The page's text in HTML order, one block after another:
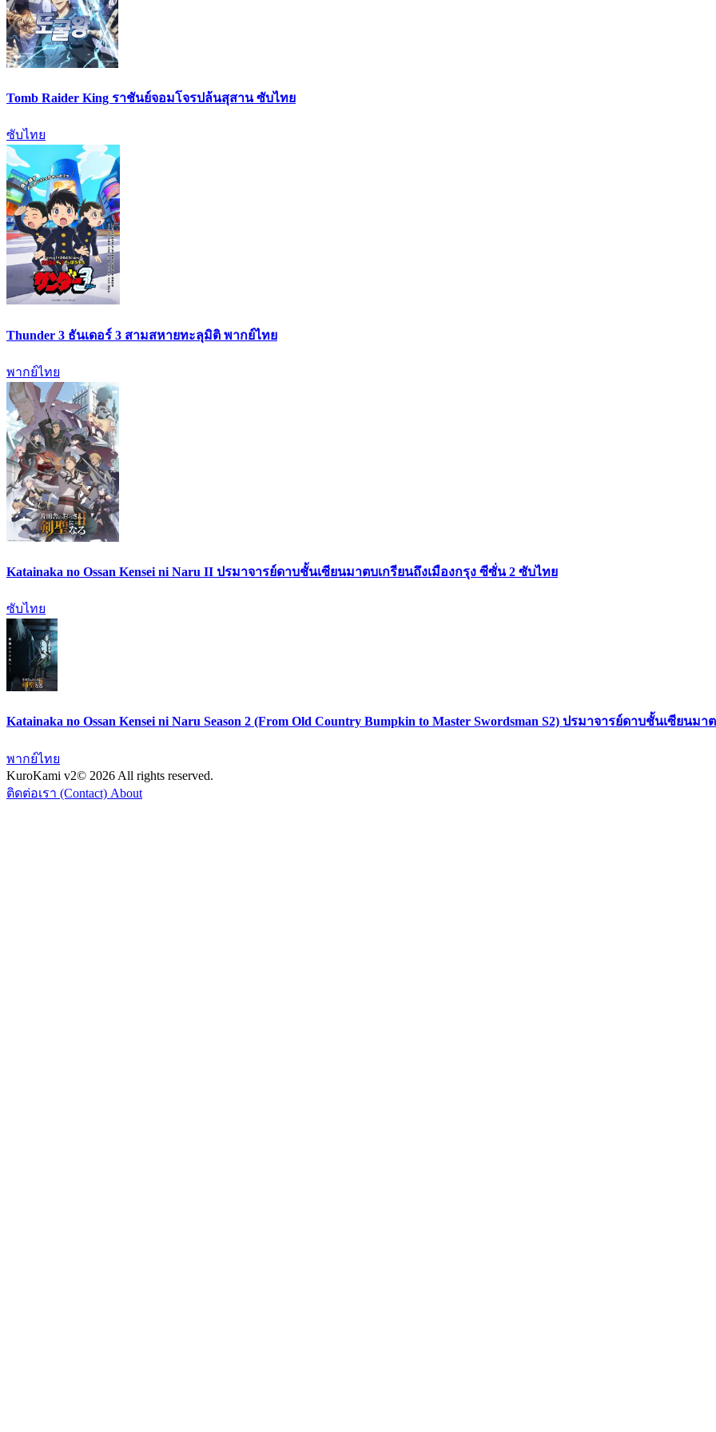
Tomb Raider King ราชันย์จอมโจรปล้นสุสาน ซับไทย
ซับไทย
Thunder 3 ธันเดอร์ 3 สามสหายทะลุมิติ พากย์ไทย
พากย์ไทย
Katainaka no Ossan Kensei ni Naru II ปรมาจารย์ดาบชั้นเซียนมาตบเกรียนถึงเมืองกรุง ซีซั่น 2 ซับไทย
ซับไทย
Katainaka no Ossan Kensei ni Naru Season 2 (From Old Country Bumpkin to Master Swordsman S2) ปรมาจารย์ดาบชั้นเซียนม
พากย์ไทย
KuroKami v2© 2026 All rights reserved.
ติดต่อเรา (Contact) About